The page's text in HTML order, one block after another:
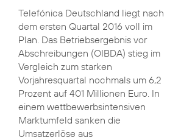
Telefónica Deutschland liegt nach
dem ersten Quartal 2016 voll im
Plan. Das Betriebsergebnis vor
Abschreibungen (OIBDA) stieg im
Vergleich zum starken
Vorjahresquartal nochmals um 6,2
Prozent auf 401 Millionen Euro. In
einem wettbewerbsintensiven
Marktumfeld sanken die
Umsatzerlöse aus